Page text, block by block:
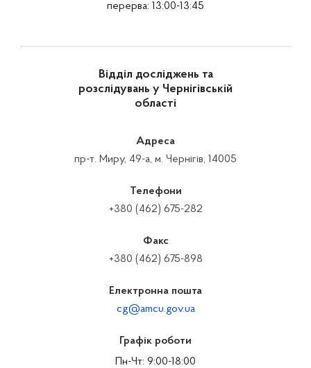
перерва: 13:00-13:45
Відділ досліджень та
розслідувань у Чернігівській
області
Адреса
пр-т. Миру, 49-а, м. Чернігів, 14005
Телефони
+380 (462) 675-282
Факс
+380 (462) 675-898
Електронна пошта
cg@amcu.gov.ua
Графік роботи
Пн-Чт: 9:00-18:00